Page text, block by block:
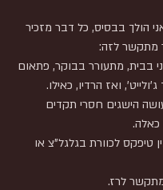
הולך בבסיס, כל דבר מזכיר
מתקשר לזה:
בבית, מתעורר בבוקר, פתאום
ואז הרדיו, כאילו.
הישגים חסרי תקדים
כאלה.
טיפקס לכוורת בגלגל"צ או
לרז.